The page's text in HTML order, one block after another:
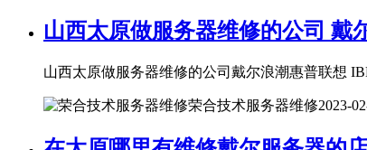
山西太原做服务器维修的公司 戴
山西太原做服务器维修的公司戴尔浪潮惠普联想
荣合技术服务器维修2023-